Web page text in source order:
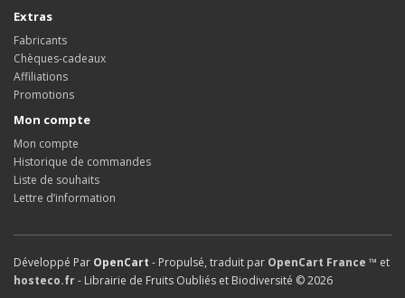
Extras
Fabricants
Chèques-cadeaux
Affiliations
Promotions
Mon compte
Mon compte
Historique de commandes
Liste de souhaits
Lettre d’information
Développé Par OpenCart - Propulsé, traduit par OpenCart France ™ et
hosteco.fr- Librairie de Fruits Oubliés et Biodiversité © 2026